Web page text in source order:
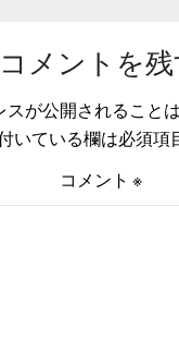
コメントを
スが公開されること
いている欄は必須項
コメント ※